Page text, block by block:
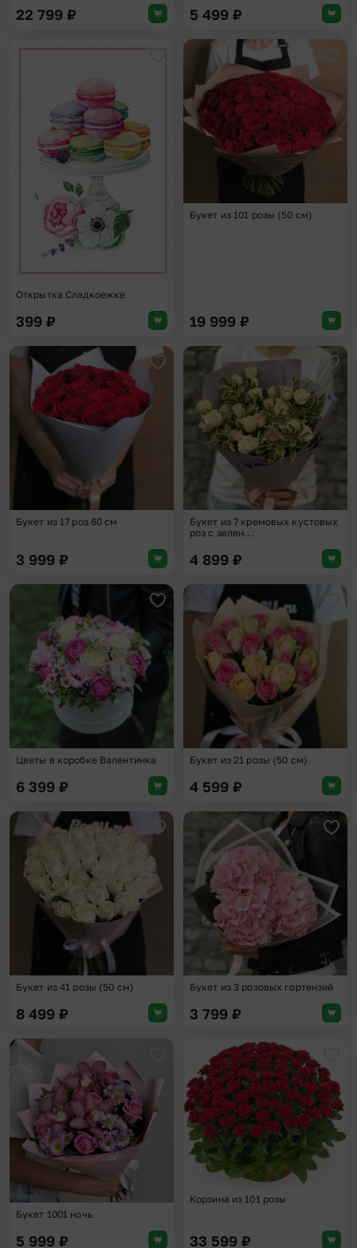
22 799 ₽ 5 499 ₽
Добавить в избранное
Открытка Сладкоежке
399 ₽
Букет из 101 розы (50 см)
19 999 ₽
Добавить в избранное
Букет из 17 роз 60 см
3 999 ₽
Букет из 7 кремовых кустовых
роз с зелен...
4 899 ₽
Добавить в избранное
Цветы в коробке Валентинка
6 399 ₽
Букет из 21 розы (50 см)
4 599 ₽
Добавить в избранное
Букет из 41 розы (50 см)
8 499 ₽
Букет из 3 розовых гортензий
3 799 ₽
Добавить в избранное
Букет 1001 ночь
5 999 ₽
Корзина из 101 розы
33 599 ₽